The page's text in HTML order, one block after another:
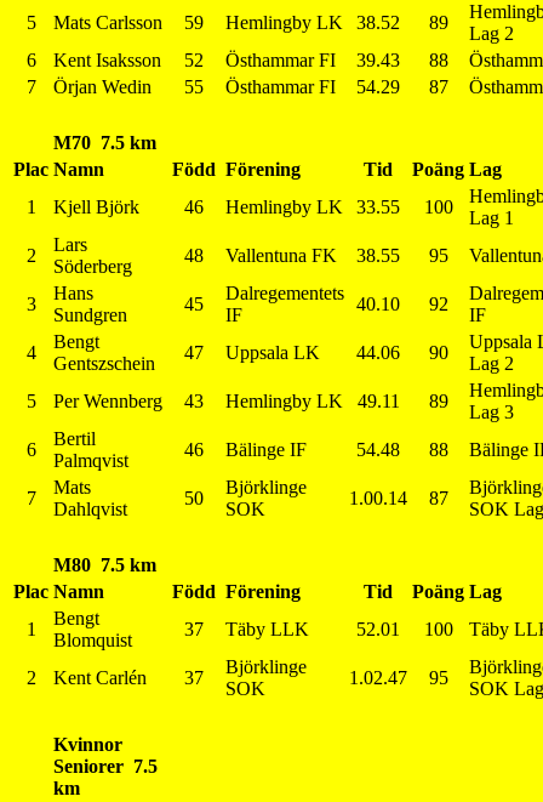
5
Mats Carlsson 59 Hemlingby LK 38.52 89
Lag 2
6
Kent Isaksson 52 Östhammar FI 39.43 88
7
Örjan Wedin 55 Östhammar FI 54.29 87
M70 7.5 km
Plac Namn Född Förening Tid Poäng Lag
1
Kjell Björk 46 Hemlingby LK 33.55 100
Lag 1
2
Lars
Söderberg
48 Vallentuna FK 38.55 95
3
Hans
Sundgren
45
Dalregementets
IF
40.10 92
IF
4
Bengt
Gentszschein
47 Uppsala LK 44.06 90
Uppsala
Lag 2
5
Per Wennberg 43 Hemlingby LK 49.11 89
Lag 3
6
Bertil
Palmqvist
46 Bälinge IF 54.48 88 Bälinge
7
Mats
Dahlqvist
50
Björklinge
SOK
1.00.14 87
SOK
M80 7.5 km
Plac Namn Född Förening Tid Poäng Lag
1
Bengt
Blomquist
37 Täby LLK 52.01 100 Täby
2 Kent Carlén 37
Björklinge
SOK
1.02.47 95
SOK
Kvinnor
Seniorer 7.5
km